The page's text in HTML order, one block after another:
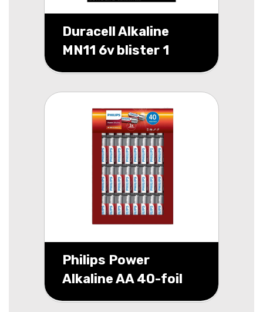
Duracell Alkaline
MN11 6v blister 1
Philips Power
Alkaline AA 40-foil
flat pack